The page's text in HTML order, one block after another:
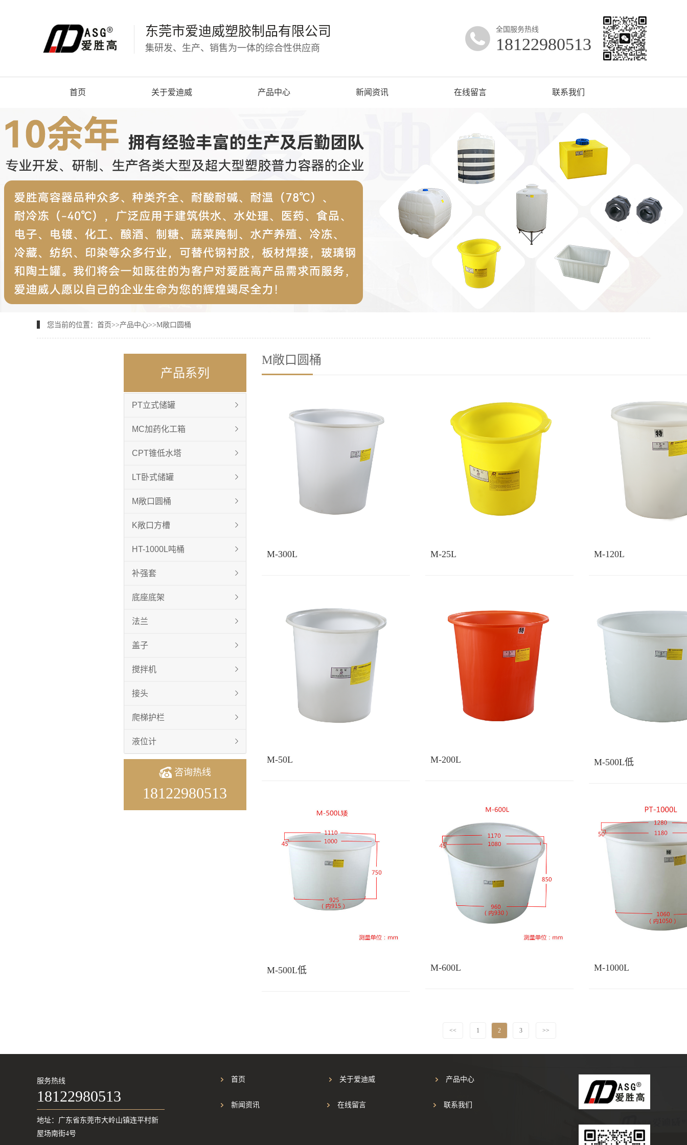
东莞市爱迪威塑胶制品有限公司
集研发、生产、销售为一体的综合性供应商
全国服务热线
18122980513
首页 关于爱迪威 产品中心 新闻资讯 在线留言 联系我们
您当前的位置： 首页>>产品中心>>M敞口圆桶
产品系列
PT立式储罐
MC加药化工箱
CPT锥低水塔
LT卧式储罐
M敞口圆桶
K敞口方槽
HT-1000L吨桶
补强套
底座底架
法兰
盖子
搅拌机
接头
爬梯护栏
液位计
咨询热线
18122980513
M敞口圆桶
M-300L M-25L M-120L
M-50L M-200L M-500L低
M-500L低 M-600L M-1000L
<< 1 2 3 >>
服务热线
18122980513
地址：广东省东莞市大岭山镇连平村新
屋场南街4号
首页 关于爱迪威 产品中心
新闻资讯 在线留言 联系我们